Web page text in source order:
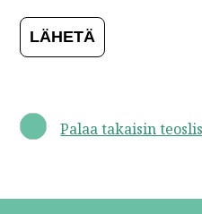
Palaa takaisin